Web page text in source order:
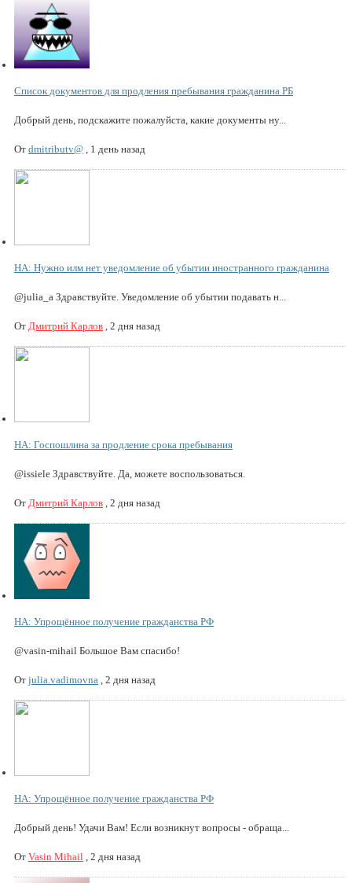
Список документов для продления пребывания гражданина РБ
Добрый день, подскажите пожалуйста, какие документы ну...
От dmitributv@ 1 день назад
НА: Нужно илм нет уведомление об убытии иностранного гражданина
@julia_a Здравствуйте. Уведомление об убытии подавать н...
От Дмитрий Карлов 2 дня назад
НА: Госпошлина за продление срока пребывания
@issiele Здравствуйте. Да, можете воспользоваться.
От Дмитрий Карлов 2 дня назад
НА: Упрощённое получение гражданства РФ
@vasin-mihail Большое Вам спасибо!
От julia.vadimovna 2 дня назад
НА: Упрощённое получение гражданства РФ
Добрый день! Удачи Вам! Если возникнут вопросы - обраща...
От Vasin Mihail 2 дня назад